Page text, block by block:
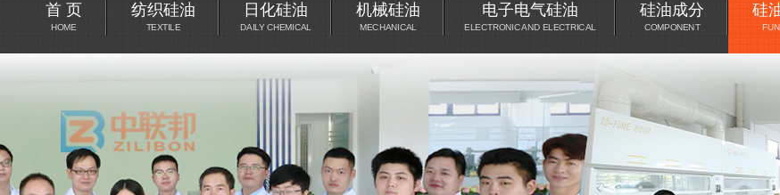
首 页
HOME
纺织硅油
TEXTILE
日化硅油
DAILY CHEMICAL
机械硅油
MECHANICAL
电子电气硅油
ELECTRONIC AND ELECTRICAL
硅油成分
COMPONENT
硅